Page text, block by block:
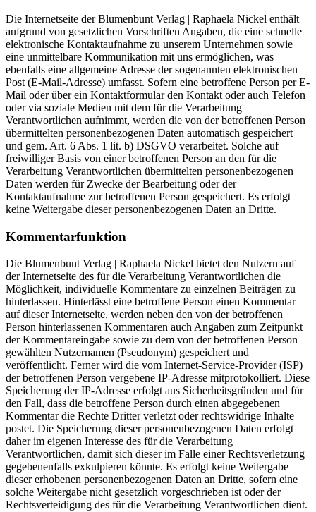
Die Internetseite der Blumenbunt Verlag | Raphaela Nickel enthält
aufgrund von gesetzlichen Vorschriften Angaben, die eine schnelle
elektronische Kontaktaufnahme zu unserem Unternehmen sowie
eine unmittelbare Kommunikation mit uns ermöglichen, was
ebenfalls eine allgemeine Adresse der sogenannten elektronischen
Post (E-Mail-Adresse) umfasst. Sofern eine betroffene Person per E-
Mail oder über ein Kontaktformular den Kontakt oder auch Telefon
oder via soziale Medien mit dem für die Verarbeitung
Verantwortlichen aufnimmt, werden die von der betroffenen Person
übermittelten personenbezogenen Daten automatisch gespeichert
und gem. Art. 6 Abs. 1 lit. b) DSGVO verarbeitet. Solche auf
freiwilliger Basis von einer betroffenen Person an den für die
Verarbeitung Verantwortlichen übermittelten personenbezogenen
Daten werden für Zwecke der Bearbeitung oder der
Kontaktaufnahme zur betroffenen Person gespeichert. Es erfolgt
keine Weitergabe dieser personenbezogenen Daten an Dritte.
Kommentarfunktion
Die Blumenbunt Verlag | Raphaela Nickel bietet den Nutzern auf
der Internetseite des für die Verarbeitung Verantwortlichen die
Möglichkeit, individuelle Kommentare zu einzelnen Beiträgen zu
hinterlassen. Hinterlässt eine betroffene Person einen Kommentar
auf dieser Internetseite, werden neben den von der betroffenen
Person hinterlassenen Kommentaren auch Angaben zum Zeitpunkt
der Kommentareingabe sowie zu dem von der betroffenen Person
gewählten Nutzernamen (Pseudonym) gespeichert und
veröffentlicht. Ferner wird die vom Internet-Service-Provider (ISP)
der betroffenen Person vergebene IP-Adresse mitprotokolliert. Diese
Speicherung der IP-Adresse erfolgt aus Sicherheitsgründen und für
den Fall, dass die betroffene Person durch einen abgegebenen
Kommentar die Rechte Dritter verletzt oder rechtswidrige Inhalte
postet. Die Speicherung dieser personenbezogenen Daten erfolgt
daher im eigenen Interesse des für die Verarbeitung
Verantwortlichen, damit sich dieser im Falle einer Rechtsverletzung
gegebenenfalls exkulpieren könnte. Es erfolgt keine Weitergabe
dieser erhobenen personenbezogenen Daten an Dritte, sofern eine
solche Weitergabe nicht gesetzlich vorgeschrieben ist oder der
Rechtsverteidigung des für die Verarbeitung Verantwortlichen dient.